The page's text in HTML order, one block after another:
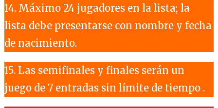
14. Máximo 24 jugadores en la lista; la
lista debe presentarse con nombre y fecha
de nacimiento.
15. Las semifinales y finales serán un
juego de 7 entradas sin límite de tiempo .